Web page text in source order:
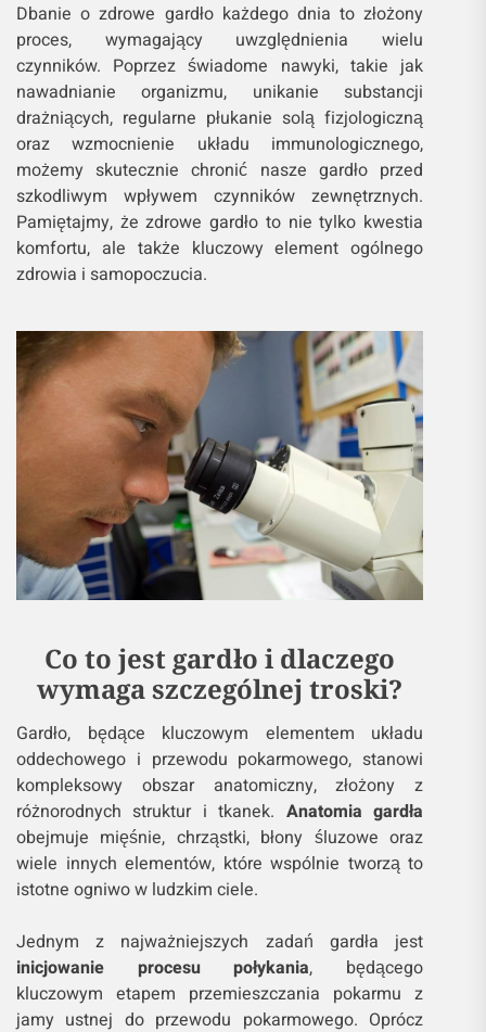
Dbanie o zdrowe gardło każdego dnia to złożony
proces, wymagający uwzględnienia wielu
czynników. Poprzez świadome nawyki, takie jak
nawadnianie organizmu, unikanie substancji
drażniących, regularne płukanie solą fizjologiczną
oraz wzmocnienie układu immunologicznego,
możemy skutecznie chronić nasze gardło przed
szkodliwym wpływem czynników zewnętrznych.
Pamiętajmy, że zdrowe gardło to nie tylko kwestia
komfortu, ale także kluczowy element ogólnego
zdrowia i samopoczucia.
Co to jest gardło i dlaczego
wymaga szczególnej troski?
Gardło, będące kluczowym elementem układu
oddechowego i przewodu pokarmowego, stanowi
kompleksowy obszar anatomiczny, złożony z
różnorodnych struktur i tkanek. Anatomia gardła
obejmuje mięśnie, chrząstki, błony śluzowe oraz
wiele innych elementów, które wspólnie tworzą to
istotne ogniwo w ludzkim ciele.
Jednym z najważniejszych zadań gardła jest
inicjowanie procesu połykania, będącego
kluczowym etapem przemieszczania pokarmu z
jamy ustnej do przewodu pokarmowego. Oprócz